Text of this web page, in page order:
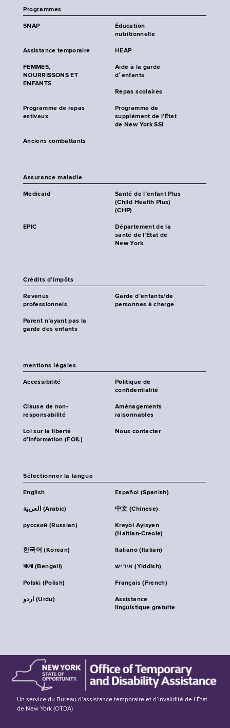
Programmes
SNAP
Éducation
nutritionnelle
Assistance temporaire HEAP
FEMMES,
NOURRISSONS ET
ENFANTS
Aide à la garde
d׳enfants
Repas scolaires
Programme de repas
estivaux
Programme de
supplément de l’État
de New York SSI
Anciens combattants
Assurance maladie
Medicaid
Santé de l’enfant Plus
(Child Health Plus)
(CHP)
EPIC
Département de la
santé de l’État de
New York
Crédits d’impôts
Revenus
professionnels
Garde d’enfants/de
personnes à charge
Parent n’ayant pas la
garde des enfants
mentions légales
Accessibilité
Politique de
confidentialité
Clause de non-
responsabilité
Aménagements
raisonnables
Loi sur la liberté
d’information (FOIL)
Nous contacter
Sélectionner la langue
English Español (Spanish)
العربية (Arabic) 中文 (Chinese)
русский (Russian)
Kreyòl Ayisyen
(Haitian-Creole)
한국어 (Korean) Italiano (Italian)
বাংলা (Bengali) אידיש (Yiddish)
Polski (Polish) Français (French)
اردو (Urdu)
Assistance
linguistique gratuite
Un service du Bureau d’assistance temporaire et d’invalidité de l’État
de New York (OTDA)